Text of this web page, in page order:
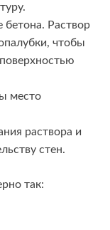
бетона. Раствор
чтобы
место
раствора и
стен.
так: